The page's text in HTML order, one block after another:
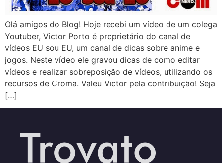
Olá amigos do Blog! Hoje recebi um vídeo de um colega
Youtuber, Victor Porto é proprietário do canal de
vídeos EU sou EU, um canal de dicas sobre anime e
jogos. Neste vídeo ele gravou dicas de como editar
vídeos e realizar sobreposição de vídeos, utilizando os
recursos de Croma. Valeu Victor pela contribuição! Seja
[…]